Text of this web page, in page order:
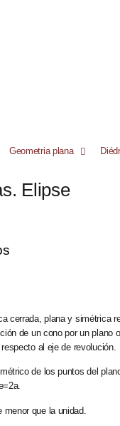
Geometria plana
Elipse
cerrada, plana y simétrica
de un cono por un plano
al eje de revolución.
de los puntos del
que la unidad.